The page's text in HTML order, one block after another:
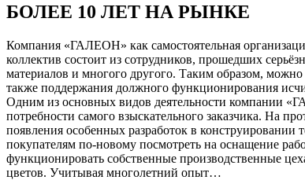
БОЛЕЕ 10 ЛЕТ НА РЫНКЕ
Компания «ГАЛЕОН» как самостоятельная
коллектив состоит из сотрудников, прошедших
материалов и многого другого. Таким образом,
также поддержания должного функционирования
Одним из основных видов деятельности компании
потребности самого взыскательного заказчика. На
появления особенных разработок в конструировании
покупателям по-новому посмотреть на оснащение
функционировать собственные производственные
цветов. Учитывая многолетний опыт…